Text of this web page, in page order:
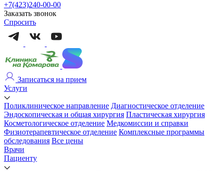
+7(423)240-00-00
Заказать звонок
Спросить
Записаться на прием
Услуги
Поликлиническое направление Диагностическое отделение
Эндоскопическая и общая хирургия Пластическая хирургия
Косметологическое отделение Медкомиссии и справки
Физиотерапевтическое отделение Комплексные программы
обследования Все цены
Врачи
Пациенту